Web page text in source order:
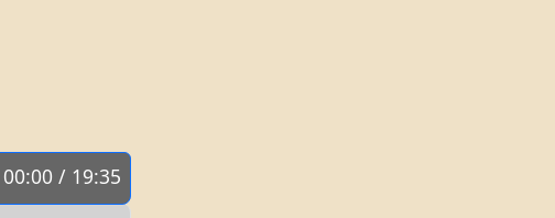
00:00 / 19:35